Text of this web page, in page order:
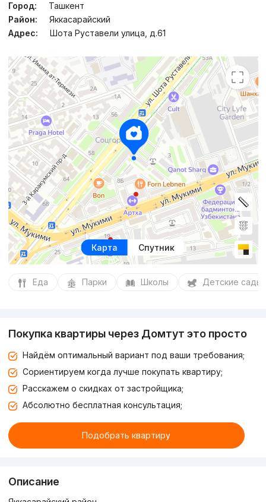
Город:
Ташкент
Район:
Яккасарайский
Адрес:
Шота Руставели улица, д.61
Карта Спутник
Еда Парки Школы Детские сады
Покупка квартиры через Домтут это просто
Найдём оптимальный вариант под ваши требования;
Сориентируем когда лучше покупать квартиру;
Расскажем о скидках от застройщика;
Абсолютно бесплатная консультация;
Подобрать квартиру
Описание